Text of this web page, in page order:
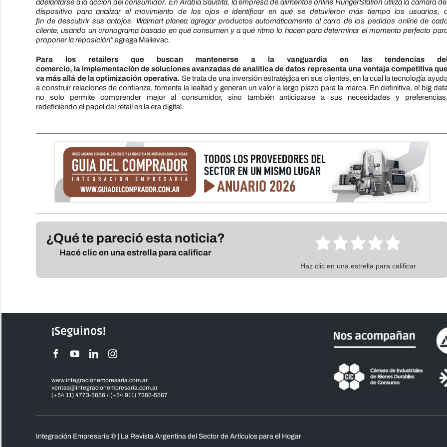
adelantarse ala acción del consumidor. En Arabia Saudita, laempresade alimentos online HungerStation utilizala cámara de
dispositivo para analizar elmovimiento delos ojos e identificar en qué se detuvieron más tiempo los usuarios,
fin de descubrir sus antojos. Walmart planea agregar productos automáticamente al carro delos pedidos onlinede
cliente, usando un cronograma basado en qué consumen y a qué ritmo lo hacen paradeterminar elmomento perfecto
proponerlareposición”agrega Malievac.
Para los retailers que buscan mantenerse a la vanguardia en las tendencias del
comercio, la implementacióndesoluciones avanzadasdeanalíticade datos representa una ventaja competitiva
va más allá de laoptimización operativa. Se tratade una inversión estratégica en sus clientes, en la cual la tecnología ayuda
a construir relacionesde confianza, fomenta la lealtad y generan un valor a largo plazo para la marca. Endefinitiva,el big data
no solo permite comprender mejor al consumidor, sino también anticiparse a sus necesidades y preferencias,
redefiniendo el papel del retail en la era digital.
¿Qué te pareció esta noticia?
Hacé clic en una estrella para calificar
Haz clic en una estrella para calificar
¡Seguinos!
www.integracionempresaria.com.ar
ventas@integracionempresaria.com.ar
(+54 11) 4773-5656 / (+54 911) 7360-5567
Integración Empresaria ® | La Revista Argentina del Sector de Artículos para el Hogar